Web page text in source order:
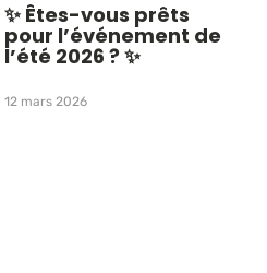
✨ Êtes-vous prêts
pour l’événement de
l’été 2026 ? ✨
12 mars 2026